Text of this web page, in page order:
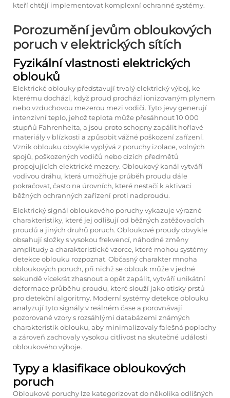
kteří chtějí implementovat komplexní ochranné systémy.
Porozumění jevům obloukových
poruch v elektrických sítích
Fyzikální vlastnosti elektrických
oblouků
Elektrické oblouky představují trvalý elektrický výboj, ke
kterému dochází, když proud prochází ionizovaným plynem
nebo vzduchovou mezerou mezi vodiči. Tyto jevy generují
intenzivní teplo, jehož teplota může přesáhnout 10 000
stupňů Fahrenheita, a jsou proto schopny zapálit hořlavé
materiály v blízkosti a způsobit vážné poškození zařízení.
Vznik oblouku obvykle vyplývá z poruchy izolace, volných
spojů, poškozených vodičů nebo cizích předmětů
propojujících elektrické mezery. Obloukový kanál vytváří
vodivou dráhu, která umožňuje průběh proudu dále
pokračovat, často na úrovních, které nestačí k aktivaci
běžných ochranných zařízení proti nadproudu.
Elektrický signál obloukového poruchy vykazuje výrazné
charakteristiky, které jej odlišují od běžných zatěžovacích
proudů a jiných druhů poruch. Obloukové proudy obvykle
obsahují složky s vysokou frekvencí, náhodné změny
amplitudy a charakteristické vzorce, které mohou systémy
detekce oblouku rozpoznat. Občasný charakter mnoha
obloukových poruch, při nichž se oblouk může v jedné
sekundě vícekrát zhasnout a opět zapálit, vytváří unikátní
deformace průběhu proudu, které slouží jako otisky prstů
pro detekční algoritmy. Moderní systémy detekce oblouku
analyzují tyto signály v reálném čase a porovnávají
pozorované vzory s rozsáhlými databázemi známých
charakteristik oblouku, aby minimalizovaly falešná poplachy
a zároveň zachovaly vysokou citlivost na skutečné události
obloukového výboje.
Typy a klasifikace obloukových
poruch
Obloukové poruchy lze kategorizovat do několika odlišných